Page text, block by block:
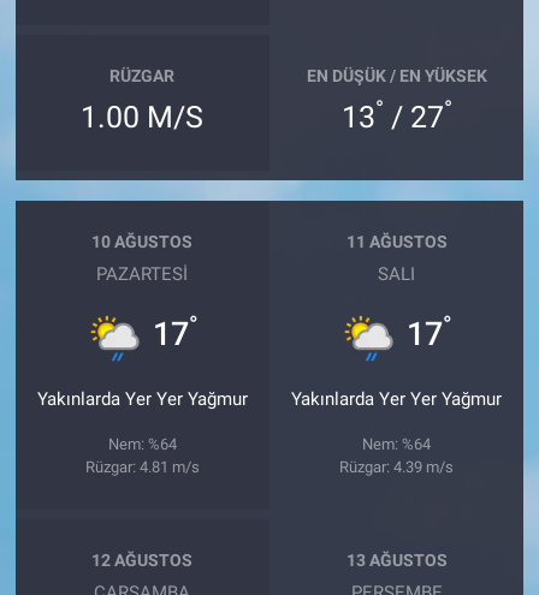
RÜZGAR
1.00 M/S
EN DÜŞÜK / EN YÜKSEK
13° / 27°
10 AĞUSTOS
PAZARTESI
17°
Yakınlarda Yer Yer Yağmur
Nem: %64
Rüzgar: 4.81 m/s
11 AĞUSTOS
SALI
17°
Yakınlarda Yer Yer Yağmur
Nem: %64
Rüzgar: 4.39 m/s
12 AĞUSTOS 13 AĞUSTOS